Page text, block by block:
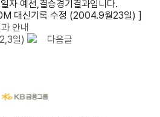
자 예선,결승경기결과입니다.
대신기록 수정 (2004.9월23일) ]
안내
일)
다음글